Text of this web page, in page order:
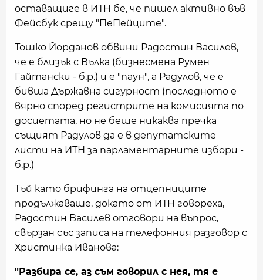
оставащиге в ИТН бе, че пишел активно във
Фейсбук срещу "ПеПейците".
Тошко Йорданов обвини Радостин Василев,
че е близък с Вълка (бизнесмена Румен
Гайтански - б.р.) и е "паун", а Радулов, че е
бивша Държавна сигурност (последното е
вярно според регистрите на комисията по
досиетата, но не беше никаква пречка
същият Радулов да е в депутатските
листи на ИТН за парламентарните избори -
б.р.)
Тъй като брифинга на отцепниците
продължаваше, докато от ИТН говореха,
Радостин Василев отговори на въпрос,
свързан със записа на телефонния разговор с
Христинка Иванова:
"Разбира се, аз съм говорил с нея, тя е